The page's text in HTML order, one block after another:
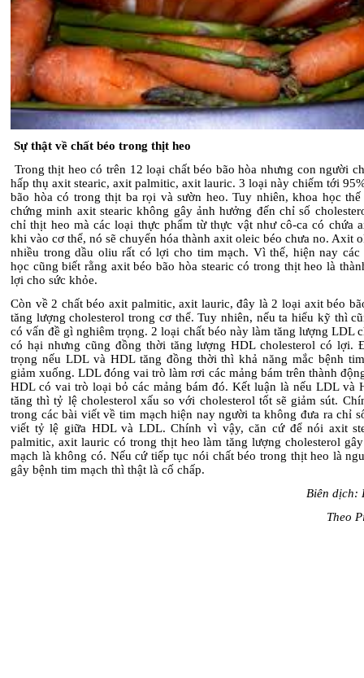
Sự thật về chất béo trong thịt heo
Trong thịt heo có trên 12 loại chất béo bão hòa nhưng con người
hấp thụ axit stearic, axit palmitic, axit lauric. 3 loại này chiếm tới
bão hòa có trong thịt ba rọi và sườn heo. Tuy nhiên, khoa học
chứng minh axit stearic không gây ảnh hưởng đến chỉ số
chỉ thịt heo mà các loại thực phẩm từ thực vật như cô-ca có chứa
khi vào cơ thể, nó sẽ chuyển hóa thành axit oleic béo chưa no. Axit
nhiều trong dầu oliu rất có lợi cho tim mạch. Vì thế, hiện nay các
học cũng biết rằng axit béo bão hòa stearic có trong thịt heo là
lợi cho sức khỏe.
Còn về 2 chất béo axit palmitic, axit lauric, đây là 2 loại axit béo
tăng lượng cholesterol trong cơ thể. Tuy nhiên, nếu ta hiểu kỹ thì
có vấn đề gì nghiêm trọng. 2 loại chất béo này làm tăng lượng LDL
có hại nhưng cũng đồng thời tăng lượng HDL cholesterol có lợi.
trọng nếu LDL và HDL tăng đồng thời thì khả năng mắc bệnh
giảm xuống. LDL đóng vai trò làm rơi các mảng bám trên thành
HDL có vai trò loại bỏ các mảng bám đó. Kết luận là nếu LDL và
tăng thì tỷ lệ cholesterol xấu so với cholesterol tốt sẽ giảm sút.
trong các bài viết về tim mạch hiện nay người ta không đưa ra chỉ
viết tỷ lệ giữa HDL và LDL. Chính vì vậy, căn cứ để nói axit
palmitic, axit lauric có trong thịt heo làm tăng lượng cholesterol
mạch là không có. Nếu cứ tiếp tục nói chất béo trong thịt heo là
gây bệnh tim mạch thì thật là cố chấp.
Biên dịch:
Theo